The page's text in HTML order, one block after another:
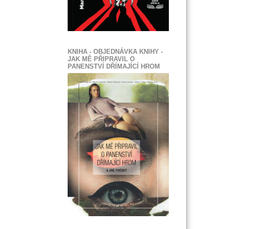
KNIHA - OBJEDNÁVKA KNIHY -
JAK MĚ PŘIPRAVIL O
PANENSTVÍ DŘÍMAJÍCÍ HROM